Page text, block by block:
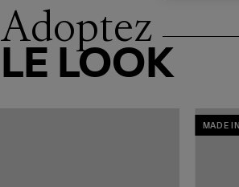
Adoptez
LE LOOK
MADE